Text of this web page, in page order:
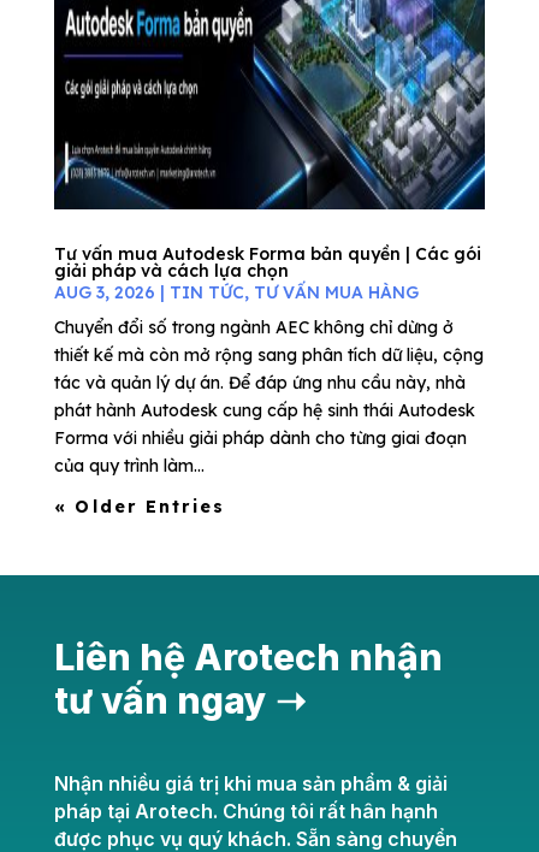
Tư vấn mua Autodesk Forma bản quyền | Các gói
giải pháp và cách lựa chọn
AUG 3, 2026 | TIN TỨC, TƯ VẤN MUA HÀNG
Chuyển đổi số trong ngành AEC không chỉ dừng ở
thiết kế mà còn mở rộng sang phân tích dữ liệu, cộng
tác và quản lý dự án. Để đáp ứng nhu cầu này, nhà
phát hành Autodesk cung cấp hệ sinh thái Autodesk
Forma với nhiều giải pháp dành cho từng giai đoạn
của quy trình làm...
« Older Entries
Liên hệ Arotech nhận
tư vấn ngay ➝
Nhận nhiều giá trị khi mua sản phẩm & giải
pháp tại Arotech. Chúng tôi rất hân hạnh
được phục vụ quý khách. Sẵn sàng chuyển